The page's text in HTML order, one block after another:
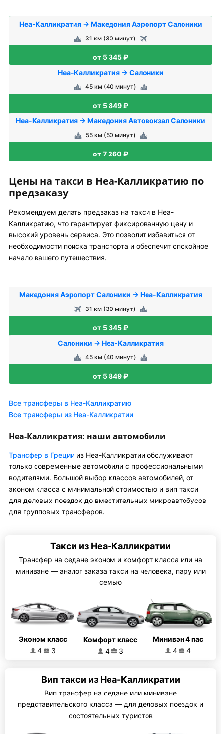
Неа-Калликратия → Македония Аэропорт Салоники
31 км (30 минут)
от 5 345 ₽
Неа-Калликратия → Салоники
45 км (40 минут)
от 5 849 ₽
Неа-Калликратия → Македония Автовокзал Салоники
55 км (50 минут)
от 7 260 ₽
Цены на такси в Неа-Калликратию по
предзаказу
Рекомендуем делать предзаказ на такси в Неа-
Калликратию, что гарантирует фиксированную цену и
высокий уровень сервиса. Это позволит избавиться от
необходимости поиска транспорта и обеспечит спокойное
начало вашего путешествия.
Македония Аэропорт Салоники → Неа-Калликратия
31 км (30 минут)
от 5 345 ₽
Салоники → Неа-Калликратия
45 км (40 минут)
от 5 849 ₽
Все трансферы в Неа-Калликратию
Все трансферы из Неа-Калликратии
Неа-Калликратия: наши автомобили
Трансфер в Греции из Неа-Калликратии обслуживают
только современные автомобили с профессиональными
водителями. Большой выбор классов автомобилей, от
эконом класса с минимальной стоимостью и вип такси
для деловых поездок до вместительных микроавтобусов
для групповых трансферов.
Такси из Неа-Калликратии
Трансфер на седане эконом и комфорт класса или на
минивэне — аналог заказа такси на человека, пару или
семью
Эконом класс
4
3
Комфорт класс
4
3
Минивэн 4 пас
4
4
Вип такси из Неа-Калликратии
Вип трансфер на седане или минивэне
представительского класса — для деловых поездок и
состоятельных туристов